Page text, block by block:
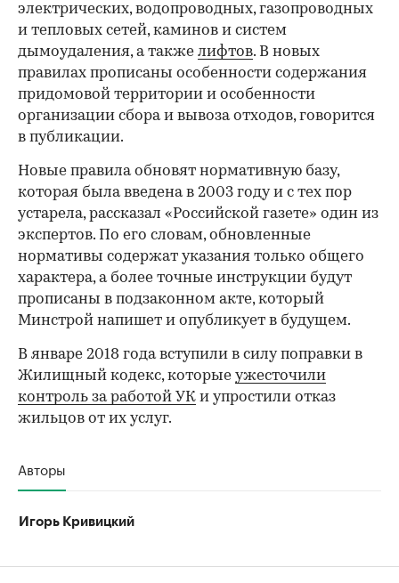
электрических, водопроводных, газопроводных
и тепловых сетей, каминов и систем
дымоудаления, а также лифтов. В новых
правилах прописаны особенности содержания
придомовой территории и особенности
организации сбора и вывоза отходов, говорится
в публикации.
Новые правила обновят нормативную базу,
которая была введена в 2003 году и с тех пор
устарела, рассказал «Российской газете» один из
экспертов. По его словам, обновленные
нормативы содержат указания только общего
характера, а более точные инструкции будут
прописаны в подзаконном акте, который
Минстрой напишет и опубликует в будущем.
В январе 2018 года вступили в силу поправки в
Жилищный кодекс, которые ужесточили
контроль за работой УК и упростили отказ
жильцов от их услуг.
Авторы
Игорь Кривицкий